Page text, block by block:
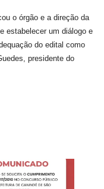
o órgão e a direção da
estabelecer um diálogo e
do edital como
presidente do